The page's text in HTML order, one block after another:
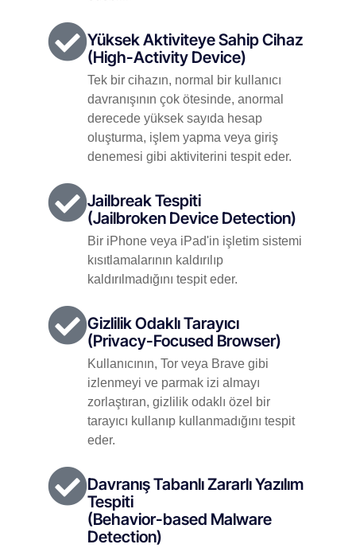
Yüksek Aktiviteye Sahip Cihaz
(High-Activity Device)
Tek bir cihazın, normal bir kullanıcı
davranışının çok ötesinde, anormal
derecede yüksek sayıda hesap
oluşturma, işlem yapma veya giriş
denemesi gibi aktiviterini tespit eder.
Jailbreak Tespiti
(Jailbroken Device Detection)
Bir iPhone veya iPad'in işletim sistemi
kısıtlamalarının kaldırılıp
kaldırılmadığını tespit eder.
Gizlilik Odaklı Tarayıcı
(Privacy-Focused Browser)
Kullanıcının, Tor veya Brave gibi
izlenmeyi ve parmak izi almayı
zorlaştıran, gizlilik odaklı özel bir
tarayıcı kullanıp kullanmadığını tespit
eder.
Davranış Tabanlı Zararlı Yazılım
Tespiti
(Behavior-based Malware
Detection)